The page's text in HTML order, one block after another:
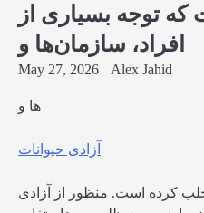
که توجه بسیاری از
افراد، سازمان‌ها و
May 27, 2026 Alex Jahid
ها و
آزادی حیوانات
کرده است. منظور از آزادی